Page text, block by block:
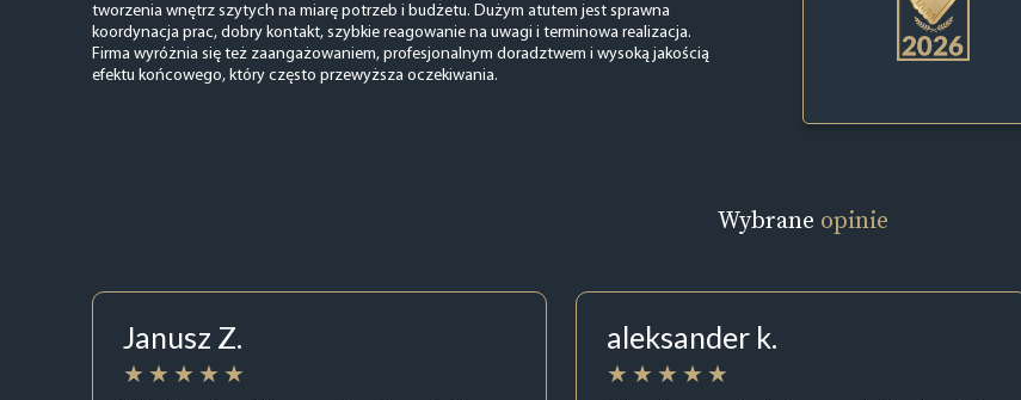
tworzenia wnętrz szytych na miarę potrzeb i budżetu. Dużym atutem jest sprawna
koordynacja prac, dobry kontakt, szybkie reagowanie na uwagi i terminowa realizacja.
Firma wyróżnia się też zaangażowaniem, profesjonalnym doradztwem i wysoką jakością
efektu końcowego, który często przewyższa oczekiwania.
Wybrane opinie
Janusz Z. aleksander k.